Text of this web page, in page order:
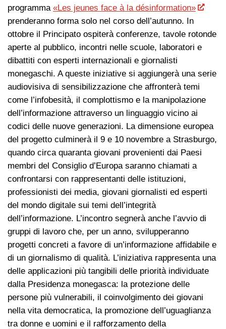
programma «Les jeunes face à la désinformation»
prenderanno forma solo nel corso dell’autunno. In
ottobre il Principato ospiterà conferenze, tavole rotonde
aperte al pubblico, incontri nelle scuole, laboratori e
dibattiti con esperti internazionali e giornalisti
monegaschi. A queste iniziative si aggiungerà una serie
audiovisiva di sensibilizzazione che affronterà temi
come l’infobesità, il complottismo e la manipolazione
dell’informazione attraverso un linguaggio vicino ai
codici delle nuove generazioni. La dimensione europea
del progetto culminerà il 9 e 10 novembre a Strasburgo,
quando circa quaranta giovani provenienti dai Paesi
membri del Consiglio d’Europa saranno chiamati a
confrontarsi con rappresentanti delle istituzioni,
professionisti dei media, giovani giornalisti ed esperti
del mondo digitale sui temi dell’integrità
dell’informazione. L’incontro segnerà anche l’avvio di
gruppi di lavoro che, per un anno, svilupperanno
progetti concreti a favore di un’informazione affidabile e
di un giornalismo di qualità. L’iniziativa rappresenta una
delle applicazioni più tangibili delle priorità individuate
dalla Presidenza monegasca: la protezione delle
persone più vulnerabili, il coinvolgimento dei giovani
nella vita democratica, la promozione dell’uguaglianza
tra donne e uomini e il rafforzamento della